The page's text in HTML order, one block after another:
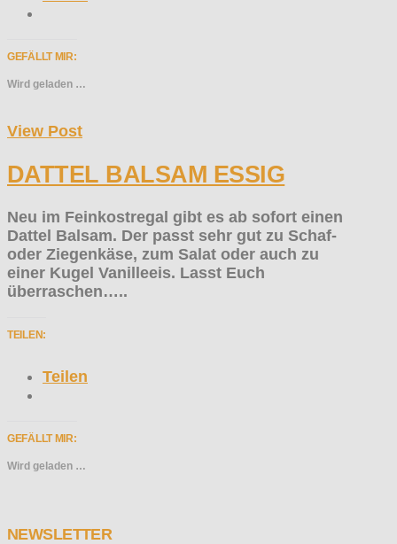
GEFÄLLT MIR:
Wird geladen …
View Post
DATTEL BALSAM ESSIG
Neu im Feinkostregal gibt es ab sofort einen
Dattel Balsam. Der passt sehr gut zu Schaf-
oder Ziegenkäse, zum Salat oder auch zu
einer Kugel Vanilleeis. Lasst Euch
überraschen…..
TEILEN:
Teilen
GEFÄLLT MIR:
Wird geladen …
NEWSLETTER